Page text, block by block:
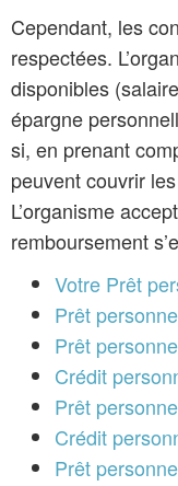
Cependant, les
respectées.
disponibles
épargne
si, en prenant
peuvent couvrir
L’organisme
remboursement
Votre Prêt
Prêt
Prêt
Crédit
Prêt
Crédit
Prêt